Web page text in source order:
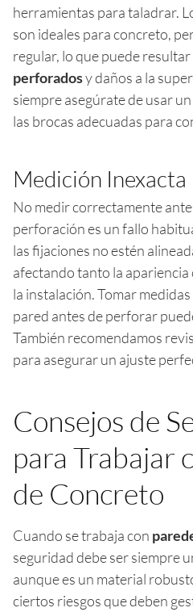
herramientas para taladrar.
son ideales para concreto,
regular, lo que puede resultar
perforadosy daños a la
siempre asegúrate de usar
las brocas adecuadas para
Medición Inexacta
No medir correctamente
perforación es un fallo
las fijaciones no estén
afectando tanto la
la instalación. Tomar
pared antes de perforar
También recomendamos
para asegurar un ajuste
Consejos de
para Trabajar
de Concreto
Cuando se trabaja con
seguridad debe ser siempre
aunque es un material
ciertos riesgos que deben